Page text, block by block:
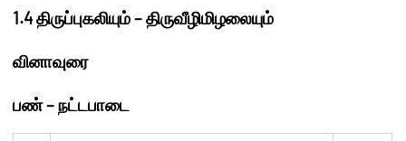
1.4திருப்புகலியும்–திருவீழிமிழலையும்
வினாவுரை
பண்–நட்டபாடை